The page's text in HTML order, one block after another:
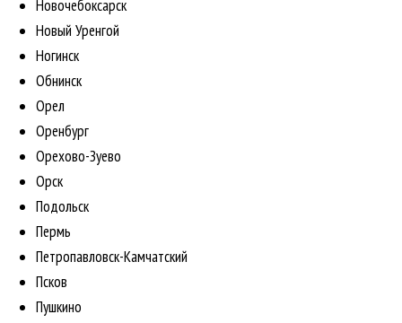
Новочебоксарск
Новый Уренгой
Ногинск
Обнинск
Орел
Оренбург
Орехово-Зуево
Орск
Подольск
Пермь
Петропавловск-Камчатский
Псков
Пушкино